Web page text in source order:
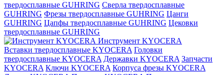
твердосплавные GUHRING Сверла твердосплавные
GUHRING Фрезы твердосплавные GUHRING Цанги
GUHRING Цапфы твердосплавные GUHRING Цековки
твердосплавные GUHRING
Инструмент KYOCERA
Вставки твердосплавные KYOCERA Головки
твердосплавные KYOCERA Державки KYOCERA Запчасти
KYOCERA Ключи KYOCERA Корпуса фрезы KYOCERA